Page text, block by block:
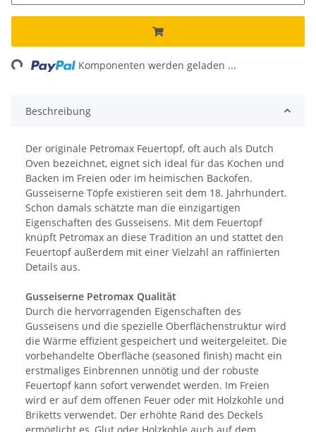
Komponenten werden geladen ...
Beschreibung
Der originale Petromax Feuertopf, oft auch als Dutch
Oven bezeichnet, eignet sich ideal für das Kochen und
Backen im Freien oder im heimischen Backofen.
Gusseiserne Töpfe existieren seit dem 18. Jahrhundert.
Schon damals schätzte man die einzigartigen
Eigenschaften des Gusseisens. Mit dem Feuertopf
knüpft Petromax an diese Tradition an und stattet den
Feuertopf außerdem mit einer Vielzahl an raffinierten
Details aus.
Gusseiserne Petromax Qualität
Durch die hervorragenden Eigenschaften des
Gusseisens und die spezielle Oberflächenstruktur wird
die Wärme effizient gespeichert und weitergeleitet. Die
vorbehandelte Oberfläche (seasoned finish) macht ein
erstmaliges Einbrennen unnötig und der robuste
Feuertopf kann sofort verwendet werden. Im Freien
wird er auf dem offenen Feuer oder mit Holzkohle und
Briketts verwendet. Der erhöhte Rand des Deckels